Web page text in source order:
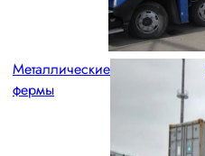
Металлические
фермы